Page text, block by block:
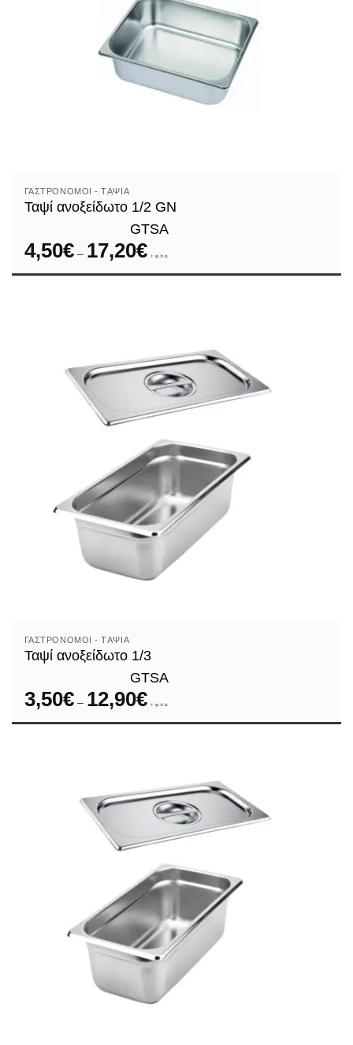
ΓΑΣΤΡΟΝΌΜΟΙ - TΑΨΙΆ
Ταψί ανοξείδωτο 1/2 GN
GTSA
4,50€ – 17,20€Price
range:
through
+ φ.π.α.
ΓΑΣΤΡΟΝΌΜΟΙ - TΑΨΙΆ
Ταψί ανοξείδωτο 1/3
GTSA
3,50€ – 12,90€Price
range:
through
+ φ.π.α.